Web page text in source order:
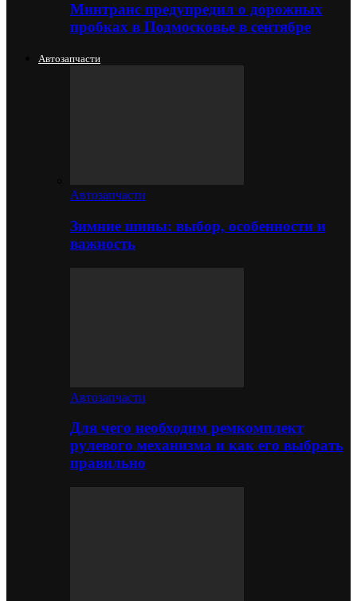
Минтранс предупредил о дорожных
пробках в Подмосковье в сентябре
Автозапчасти
Автозапчасти
Зимние шины: выбор, особенности и
важность
Автозапчасти
Для чего необходим ремкомплект
рулевого механизма и как его выбрать
правильно